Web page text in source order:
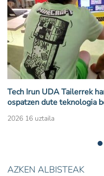
Tech Irun UDA Tailerrek
ospatzen dute teknologia
2026 16 uztaila
AZKEN ALBISTEAK